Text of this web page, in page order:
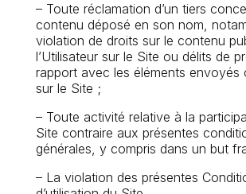
– Toute réclamation d’un tiers
contenu déposé en son nom,
violation de droits sur le contenu
l’Utilisateur sur le Site ou délits de
rapport avec les éléments envoyés
sur le Site ;
– Toute activité relative à la
Site contraire aux présentes
générales, y compris dans un but
– La violation des présentes